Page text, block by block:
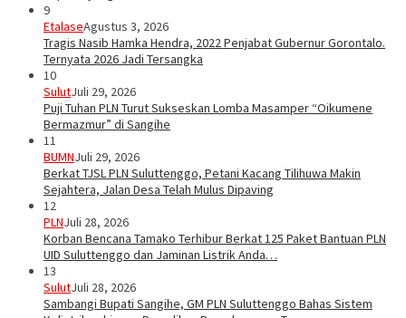
9
EtalaseAgustus 3, 2026
Tragis Nasib Hamka Hendra, 2022 Penjabat Gubernur Gorontalo.
Ternyata 2026 Jadi Tersangka
10
SulutJuli 29, 2026
Puji Tuhan PLN Turut Sukseskan Lomba Masamper “Oikumene
Bermazmur” di Sangihe
11
BUMNJuli 29, 2026
Berkat TJSL PLN Suluttenggo, Petani Kacang Tilihuwa Makin
Sejahtera, Jalan Desa Telah Mulus Dipaving
12
PLNJuli 28, 2026
Korban Bencana Tamako Terhibur Berkat 125 Paket Bantuan PLN
UID Suluttenggo dan Jaminan Listrik Anda…
13
SulutJuli 28, 2026
Sambangi Bupati Sangihe, GM PLN Suluttenggo Bahas Sistem